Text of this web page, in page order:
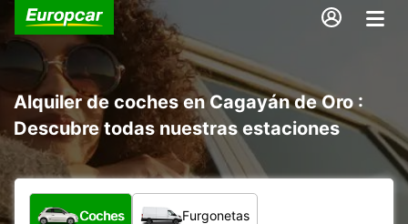
Alquiler de coches en Cagayán de Oro :
Descubre todas nuestras estaciones
¿Qué tipo de vehículo?
Coches Furgonetas